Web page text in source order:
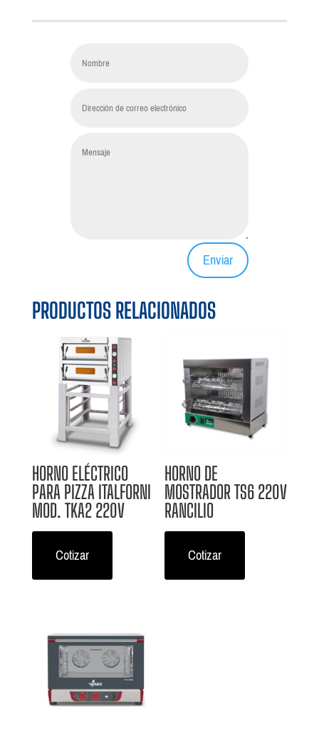
Enviar
PRODUCTOS RELACIONADOS
HORNO ELÉCTRICO
PARA PIZZA ITALFORNI
MOD. TKA2 220V
Cotizar
HORNO DE
MOSTRADOR TS6 220V
RANCILIO
Cotizar